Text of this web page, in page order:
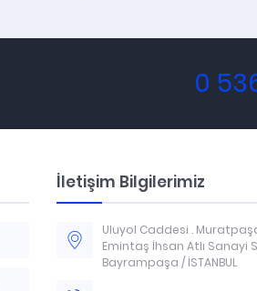
0
İletişim Bilgilerimiz
Uluyol Caddesi .
Emintaş İhsan Atlı Sanayi
Bayrampaşa / İSTANBUL